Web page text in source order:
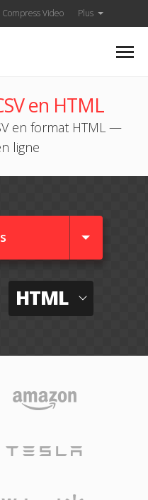
Compress Video Plus
en HTML
en format HTML —
ligne
HTML